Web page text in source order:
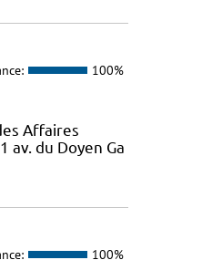
100%
Affaires
du Doyen Ga
100%